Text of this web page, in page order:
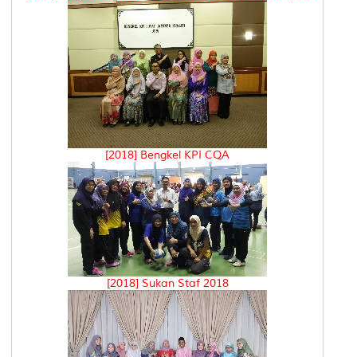
[2018] Bengkel KPI CQA
[2018] Sukan Staf 2018